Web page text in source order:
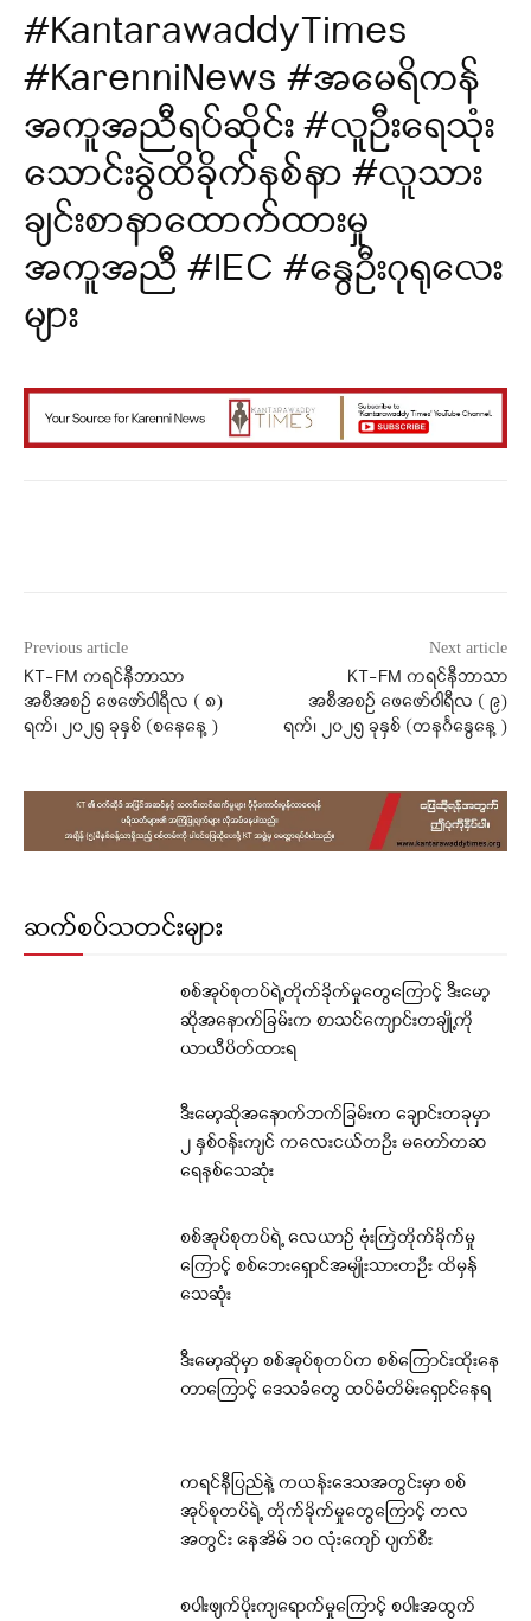
#KantarawaddyTimes
#KarenniNews #အမေရိကန်
အကူအညီရပ်ဆိုင်း #လူဦးရေသုံး
သောင်းခွဲထိခိုက်နစ်နာ #လူသား
ချင်းစာနာထောက်ထားမှု
အကူအညီ #IEC #နွေဦးဂုရုလေး
များ
Previous article
KT-FM ကရင်နီဘာသာ
အစီအစဉ် ဖေဖော်ဝါရီလ ( ၈)
ရက်၊ ၂၀၂၅ ခုနှစ် (စနေနေ့ )
Next article
KT-FM ကရင်နီဘာသာ
အစီအစဉ် ဖေဖော်ဝါရီလ ( ၉)
ရက်၊ ၂၀၂၅ ခုနှစ် (တနင်္ဂနွေနေ့ )
ဆက်စပ်သတင်းများ
စစ်အုပ်စုတပ်ရဲ့တိုက်ခိုက်မှုတွေကြောင့် ဒီးမော့
ဆိုအနောက်ခြမ်းက စာသင်ကျောင်းတချို့ကို
ယာယီပိတ်ထားရ
ဒီးမော့ဆိုအနောက်ဘက်ခြမ်းက ချောင်းတခုမှာ
၂ နှစ်ဝန်းကျင် ကလေးငယ်တဦး မတော်တဆ
ရေနစ်သေဆုံး
စစ်အုပ်စုတပ်ရဲ့ လေယာဉ် ဗုံးကြဲတိုက်ခိုက်မှု
ကြောင့် စစ်ဘေးရှောင်အမျိုးသားတဦး ထိမှန်
သေဆုံး
ဒီးမော့ဆိုမှာ စစ်အုပ်စုတပ်က စစ်ကြောင်းထိုးနေ
တာကြောင့် ဒေသခံတွေ ထပ်မံတိမ်းရှောင်နေရ
ကရင်နီပြည်နဲ့ ကယန်းဒေသအတွင်းမှာ စစ်
အုပ်စုတပ်ရဲ့ တိုက်ခိုက်မှုတွေကြောင့် တလ
အတွင်း နေအိမ် ၁၀ လုံးကျော် ပျက်စီး
စပါးဖျက်ပိုးကျရောက်မှုကြောင့် စပါးအထွက်